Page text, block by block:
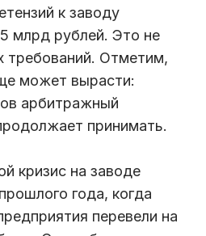
к заводу
млрд рублей. Это не
требований. Отметим,
может вырасти:
арбитражный
принимать.
кризис на заводе
года, когда
перевели на